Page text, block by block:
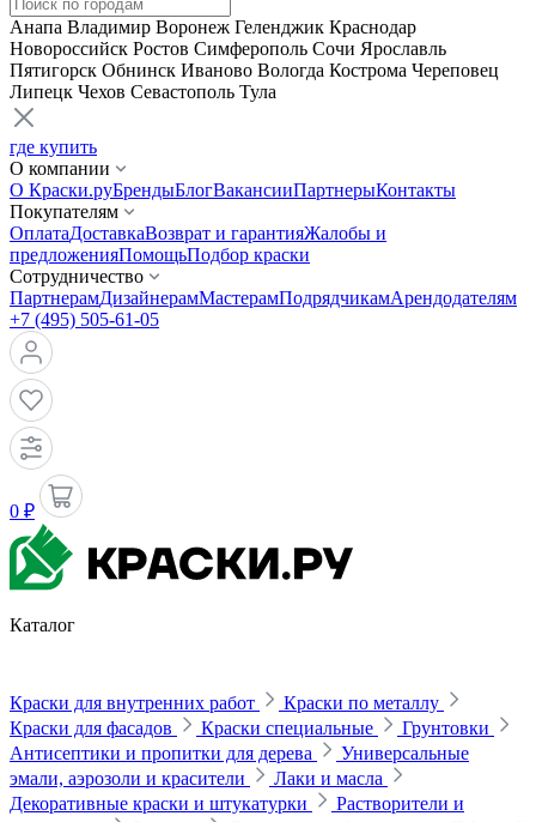
Анапа Владимир Воронеж Геленджик Краснодар
Новороссийск Ростов Симферополь Сочи Ярославль
Пятигорск Обнинск Иваново Вологда Кострома Череповец
Липецк Чехов Севастополь Тула
где купить
О компании
О Краски.руБрендыБлогВакансииПартнерыКонтакты
Покупателям
ОплатаДоставкаВозврат и гарантияЖалобы и
предложенияПомощьПодбор краски
Сотрудничество
ПартнерамДизайнерамМастерамПодрядчикамАрендодателям
+7 (495) 505-61-05
0 ₽
Каталог
Краски для внутренних работ
Краски по металлу
Краски для фасадов
Краски специальные
Грунтовки
Антисептики и пропитки для дерева
Универсальные
эмали, аэрозоли и красители
Лаки и масла
Декоративные краски и штукатурки
Растворители и